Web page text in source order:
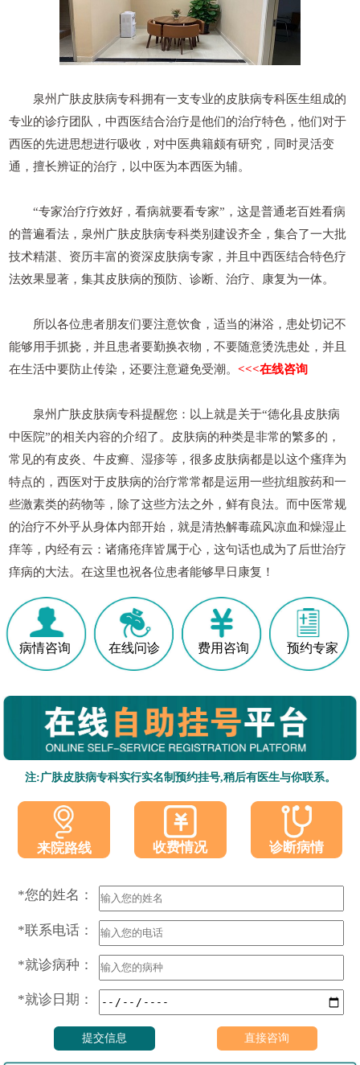
泉州广肤皮肤病专科拥有一支专业的皮肤病专科医生组成的
专业的诊疗团队，中西医结合治疗是他们的治疗特色，他们对于
西医的先进思想进行吸收，对中医典籍颇有研究，同时灵活变
通，擅长辨证的治疗，以中医为本西医为辅。
“专家治疗疗效好，看病就要看专家”，这是普通老百姓看病
的普遍看法，泉州广肤皮肤病专科类别建设齐全，集合了一大批
技术精湛、资历丰富的资深皮肤病专家，并且中西医结合特色疗
法效果显著，集其皮肤病的预防、诊断、治疗、康复为一体。
所以各位患者朋友们要注意饮食，适当的淋浴，患处切记不
能够用手抓挠，并且患者要勤换衣物，不要随意烫洗患处，并且
在生活中要防止传染，还要注意避免受潮。<<<在线咨询
泉州广肤皮肤病专科提醒您：以上就是关于“德化县皮肤病
中医院”的相关内容的介绍了。皮肤病的种类是非常的繁多的，
常见的有皮炎、牛皮癣、湿疹等，很多皮肤病都是以这个瘙痒为
特点的，西医对于皮肤病的治疗常常都是运用一些抗组胺药和一
些激素类的药物等，除了这些方法之外，鲜有良法。而中医常规
的治疗不外乎从身体内部开始，就是清热解毒疏风凉血和燥湿止
痒等，内经有云：诸痛疮痒皆属于心，这句话也成为了后世治疗
痒病的大法。在这里也祝各位患者能够早日康复！
病情咨询 在线问诊 费用咨询 预约专家
注:广肤皮肤病专科实行实名制预约挂号,稍后有医生与你联系。
来院路线 收费情况 诊断病情
*您的姓名：
*联系电话：
*就诊病种：
*就诊日期：